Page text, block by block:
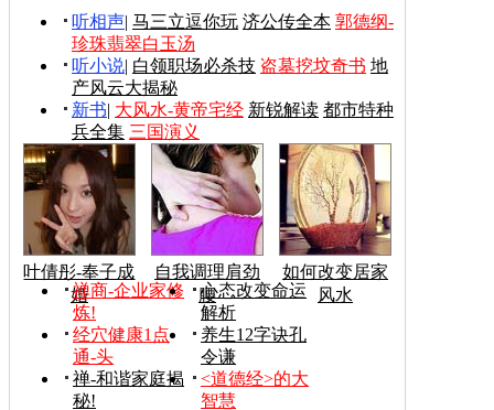
听相声| 马三立逗你玩 济公传全本 郭德纲-
珍珠翡翠白玉汤
听小说| 白领职场必杀技 盗墓挖坟奇书 地
产风云大揭秘
新书| 大风水-黄帝宅经 新锐解读 都市特种
兵全集 三国演义
叶倩彤-奉子成
婚
自我调理肩劲
腰
如何改变居家
风水
禅商-企业家修
炼!
心态改变命运
解析
经穴健康1点
通-头
养生12字诀孔
令谦
禅-和谐家庭揭
秘!
<道德经>的大
智慧